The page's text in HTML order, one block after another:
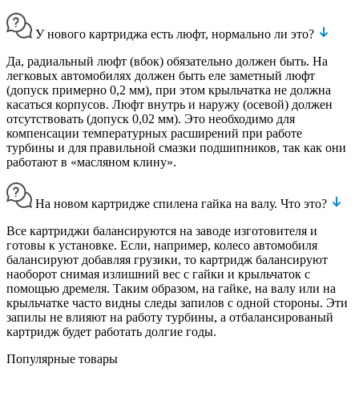
У нового картриджа есть люфт, нормально ли это?
Да, радиальный люфт (вбок) обязательно должен быть. На
легковых автомобилях должен быть еле заметный люфт
(допуск примерно 0,2 мм), при этом крыльчатка не должна
касаться корпусов. Люфт внутрь и наружу (осевой) должен
отсутствовать (допуск 0,02 мм). Это необходимо для
компенсации температурных расширений при работе
турбины и для правильной смазки подшипников, так как они
работают в «масляном клину».
На новом картридже спилена гайка на валу. Что это?
Все картриджи балансируются на заводе изготовителя и
готовы к установке. Если, например, колесо автомобиля
балансируют добавляя грузики, то картридж балансируют
наоборот снимая излишний вес с гайки и крыльчаток с
помощью дремеля. Таким образом, на гайке, на валу или на
крыльчатке часто видны следы запилов с одной стороны. Эти
запилы не влияют на работу турбины, а отбалансированый
картридж будет работать долгие годы.
Популярные товары